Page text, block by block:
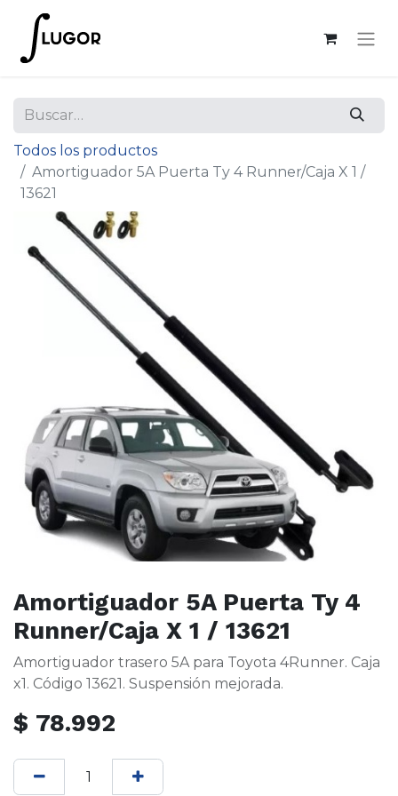
Todos los productos
Amortiguador 5A Puerta Ty 4 Runner/Caja X 1 /
13621
Amortiguador 5A Puerta Ty 4
Runner/Caja X 1 / 13621
Amortiguador trasero 5A para Toyota 4Runner. Caja
x1. Código 13621. Suspensión mejorada.
$ 78.992